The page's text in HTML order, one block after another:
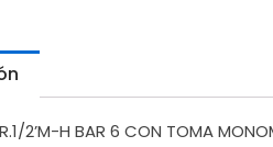
2’M-H BAR 6 CON TOMA